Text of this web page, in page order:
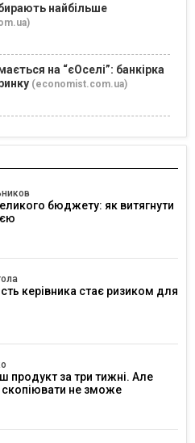
найбільше
на “єОселі”: банкірка
(economist.com.ua)
бюджету: як витягнути
керівника стає ризиком для
продукт за три тижні. Але
скопіювати не зможе